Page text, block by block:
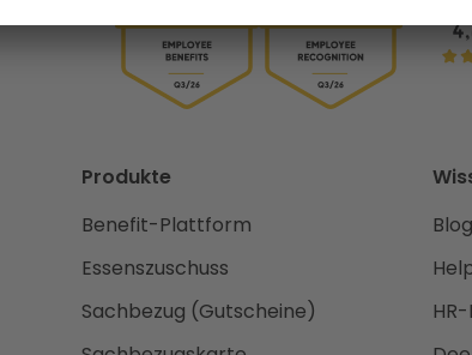
Produkte
Benefit-Plattform
Essenszuschuss
Sachbezug (Gutscheine)
Blog